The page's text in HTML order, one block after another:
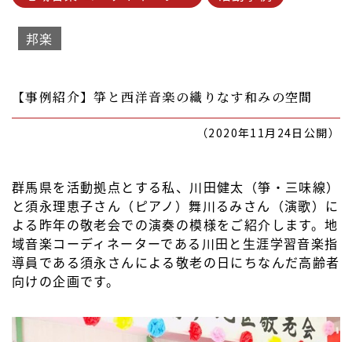
邦楽
【事例紹介】箏と西洋音楽の織りなす和みの空間
（2020年11月24日公開）
群馬県を活動拠点とする私、川田健太（箏・三味線）
と須永理恵子さん（ピアノ）舞川るみさん（演歌）に
よる昨年の敬老会での演奏の模様をご紹介します。地
域音楽コーディネーターである川田と生涯学習音楽指
導員である須永さんによる敬老の日にちなんだ高齢者
向けの企画です。